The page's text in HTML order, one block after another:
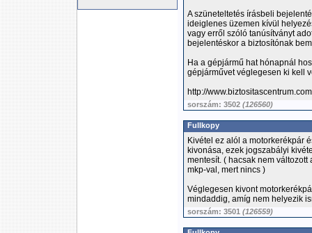
A szüneteltetés írásbeli
ideiglenes üzemen kívül
vagy erről szóló tanúsítványt
bejelentéskor a biztosítónak
Ha a gépjármű hat hónapnál
gépjárművet véglegesen ki kell
http://
sorszám: 3502 (126560)
Fullkopy
Kivétel ez alól a motorkerékpár
kivonása, ezek jogszabályi
mentesít. ( hacsak nem
mkp-val, mert nincs )
Véglegesen kivont
mindaddig, amíg nem helyezik
sorszám: 3501 (126559)